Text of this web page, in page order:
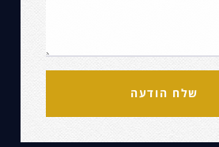
שלח הודעה